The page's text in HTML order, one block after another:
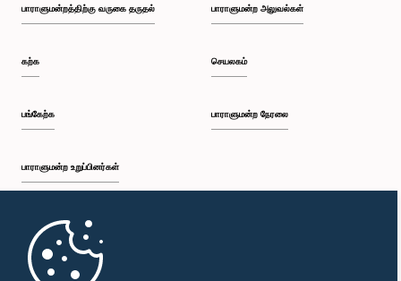
பாராளுமன்றத்திற்கு வருகை தருதல்
கற்க
பங்கேற்க
பாராளுமன்ற உறுப்பினர்கள்
முதற்பக்கம்
பாராளுமன்ற அலுவல்கள்
செயலகம்
பாராளுமன்ற நேரலை